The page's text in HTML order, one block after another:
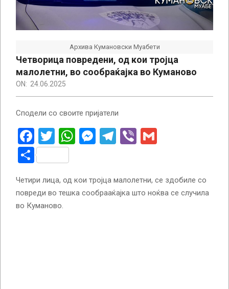
Архива Кумановски Муабети
Четворица повредени, од кои тројца
малолетни, во сообраќајка во Куманово
ON: 24.06.2025
Сподели со своите пријатели
Facebook
Twitter
WhatsApp
Messenger
Telegram
Viber
Share
Четири лица, од кои тројца малолетни, се здобиле со
повреди во тешка сообрааќајка што ноќва се случила
во Куманово.